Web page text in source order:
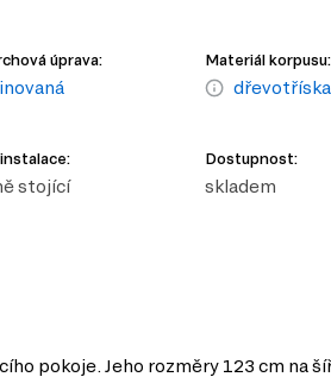
úprava: Materiál korpusu:
dřevotříska
stojící
Dostupnost:
skladem
pokoje. Jeho rozměry 123 cm na